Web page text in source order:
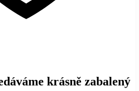
krásně zabalený